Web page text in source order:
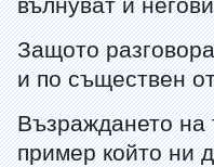
вълнуват и
Защото
и по съществен
Възраждането на
пример който ни